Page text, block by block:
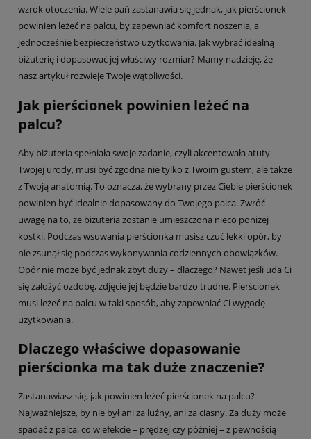
wzrok otoczenia. Wiele pań zastanawia się jednak, jak pierścionek
powinien leżeć na palcu, by zapewniać komfort noszenia, a
jednocześnie bezpieczeństwo użytkowania. Jak wybrać idealną
biżuterię i dopasować jej właściwy rozmiar? Mamy nadzieję, że
nasz artykuł rozwieje Twoje wątpliwości.
Jak pierścionek powinien leżeć na
palcu?
Aby biżuteria spełniała swoje zadanie, czyli akcentowała atuty
Twojej urody, musi być zgodna nie tylko z Twoim gustem, ale także
z Twoją anatomią. To oznacza, że wybrany przez Ciebie pierścionek
powinien być idealnie dopasowany do Twojego palca. Zwróć
uwagę na to, że biżuteria zostanie umieszczona nieco poniżej
kostki. Podczas wsuwania pierścionka musisz czuć lekki opór, by
nie zsunął się podczas wykonywania codziennych obowiązków.
Opór nie może być jednak zbyt duży – dlaczego? Nawet jeśli uda Ci
się założyć ozdobę, zdjęcie jej będzie bardzo trudne. Pierścionek
musi leżeć na palcu w taki sposób, aby zapewniać Ci wygodę
użytkowania.
Dlaczego właściwe dopasowanie
pierścionka ma tak duże znaczenie?
Zastanawiasz się, jak powinien leżeć pierścionek na palcu?
Najważniejsze, by nie był ani za luźny, ani za ciasny. Za duży może
spadać z palca, co w efekcie – prędzej czy później – z pewnością